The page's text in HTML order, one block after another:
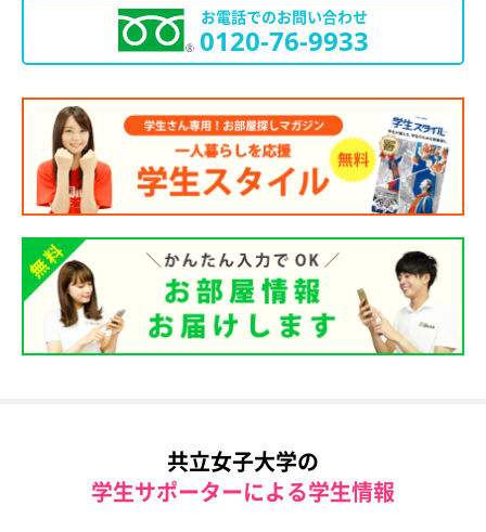
お電話でのお問い合わせ
0120-76-9933
共立女子大学の
学生サポーターによる学生情報